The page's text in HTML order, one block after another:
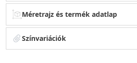
Méretrajz és termék adatlap
Színvariációk